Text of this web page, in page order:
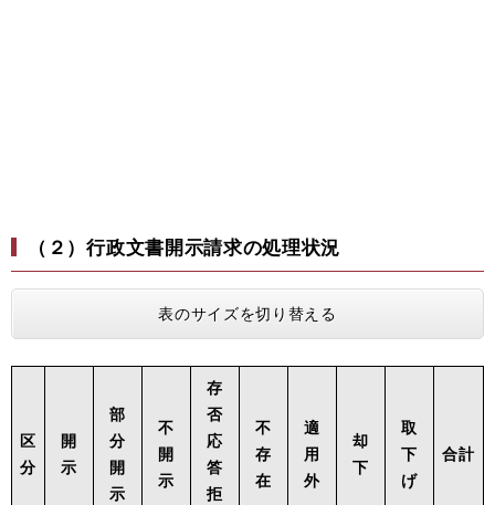
（２）行政文書開示請求の処理状況
表のサイズを切り替える
区
分
開
示
部
分
開
示
不
開
示
存
否
応
答
拒
不
存
在
適
用
外
却
下
取
下
げ
合計